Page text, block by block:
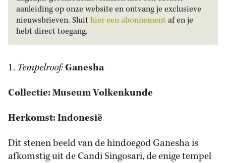
aanleiding op onze website en ontvang je exclusieve
nieuwsbrieven. Sluithier een abonnementaf en je
hebt direct toegang.
1.Tempelroof:Ganesha
Collectie: Museum Volkenkunde
Herkomst: Indonesië
Dit stenen beeld van de hindoegod Ganesha is
afkomstig uit de Candi Singosari, de enige tempel